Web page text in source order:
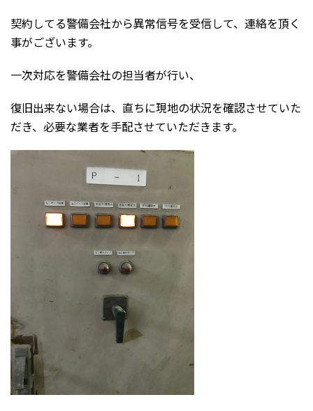
契約してる警備会社から異常信号を受信して、連絡を頂く
事がございます。
一次対応を警備会社の担当者が行い、
復旧出来ない場合は、直ちに現地の状況を確認させていた
だき、必要な業者を手配させていただきます。